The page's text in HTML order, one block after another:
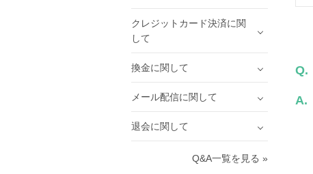
Q.
A.
クレジットカード決済に関
して
換金に関して
メール配信に関して
退会に関して
Q&A一覧を見る »